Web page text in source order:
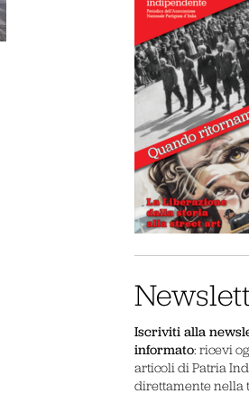
Iscriviti alla
informato: ricevi
articoli di Patria
direttamente nella